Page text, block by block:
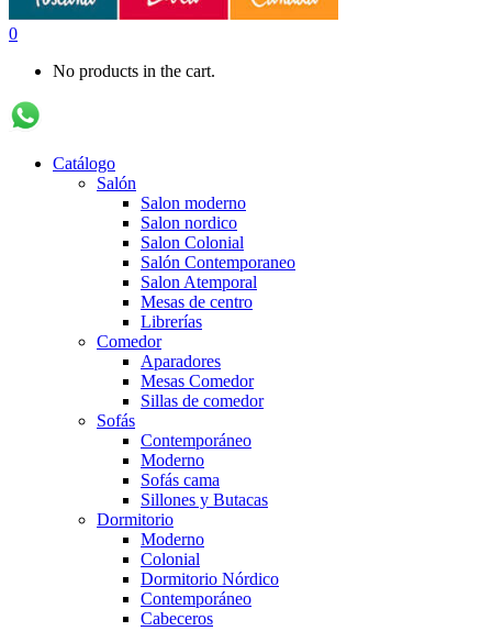
0
No products in the cart.
Catálogo
Salón
Salon moderno
Salon nordico
Salon Colonial
Salón Contemporaneo
Salon Atemporal
Mesas de centro
Librerías
Comedor
Aparadores
Mesas Comedor
Sillas de comedor
Sofás
Contemporáneo
Moderno
Sofás cama
Sillones y Butacas
Dormitorio
Moderno
Colonial
Dormitorio Nórdico
Contemporáneo
Cabeceros